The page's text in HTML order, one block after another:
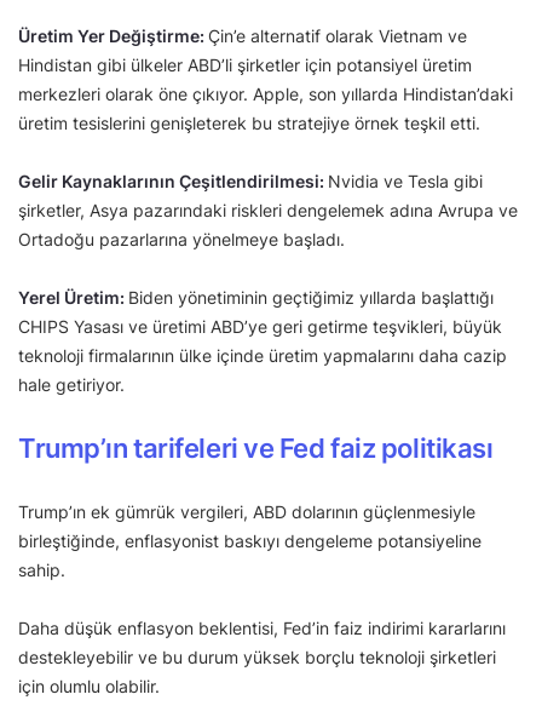
Üretim Yer Değiştirme: Çin’e alternatif olarak Vietnam ve
Hindistan gibi ülkeler ABD’li şirketler için potansiyel üretim
merkezleri olarak öne çıkıyor. Apple, son yıllarda Hindistan’daki
üretim tesislerini genişleterek bu stratejiye örnek teşkil etti.
Gelir Kaynaklarının Çeşitlendirilmesi: Nvidia ve Tesla gibi
şirketler, Asya pazarındaki riskleri dengelemek adına Avrupa ve
Ortadoğu pazarlarına yönelmeye başladı.
Yerel Üretim: Biden yönetiminin geçtiğimiz yıllarda başlattığı
CHIPS Yasası ve üretimi ABD’ye geri getirme teşvikleri, büyük
teknoloji firmalarının ülke içinde üretim yapmalarını daha cazip
hale getiriyor.
Trump’ın tarifeleri ve Fed faiz politikası
Trump’ın ek gümrük vergileri, ABD dolarının güçlenmesiyle
birleştiğinde, enflasyonist baskıyı dengeleme potansiyeline
sahip.
Daha düşük enflasyon beklentisi, Fed’in faiz indirimi kararlarını
destekleyebilir ve bu durum yüksek borçlu teknoloji şirketleri
için olumlu olabilir.